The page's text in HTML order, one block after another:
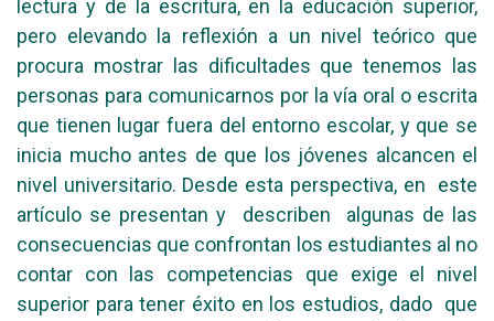
lectura y de la escritura, en la educación superior,
pero elevando la reflexión a un nivel teórico que
procura mostrar las dificultades que tenemos las
personas para comunicarnos por la vía oral o escrita
que tienen lugar fuera del entorno escolar, y que se
inicia mucho antes de que los jóvenes alcancen el
nivel universitario. Desde esta perspectiva, en este
artículo se presentan y describen algunas de las
consecuencias que confrontan los estudiantes al no
contar con las competencias que exige el nivel
superior para tener éxito en los estudios, dado que